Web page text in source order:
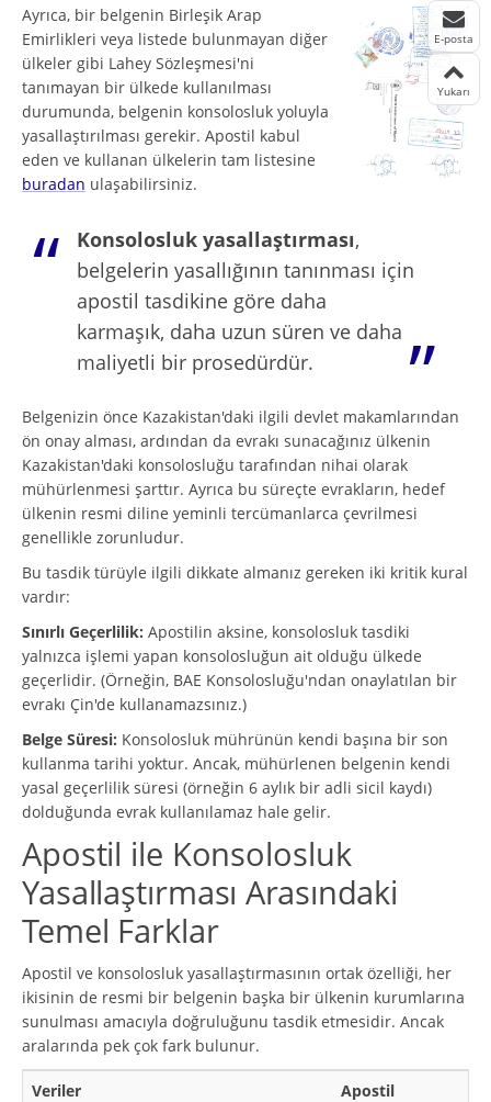
Ayrıca, bir belgenin Birleşik Arap
Emirlikleri veya listede bulunmayan diğer
ülkeler gibi Lahey Sözleşmesi'ni
tanımayan bir ülkede kullanılması
durumunda, belgenin konsolosluk yoluyla
yasallaştırılması gerekir. Apostil kabul
eden ve kullanan ülkelerin tam listesine
buradan ulaşabilirsiniz.
Konsolosluk yasallaştırması,
belgelerin yasallığının tanınması için
apostil tasdikine göre daha
karmaşık, daha uzun süren ve daha
maliyetli bir prosedürdür.
Belgenizin önce Kazakistan'daki ilgili devlet makamlarından
ön onay alması, ardından da evrakı sunacağınız ülkenin
Kazakistan'daki konsolosluğu tarafından nihai olarak
mühürlenmesi şarttır. Ayrıca bu süreçte evrakların, hedef
ülkenin resmi diline yeminli tercümanlarca çevrilmesi
genellikle zorunludur.
Bu tasdik türüyle ilgili dikkate almanız gereken iki kritik kural
vardır:
Sınırlı Geçerlilik: Apostilin aksine, konsolosluk tasdiki
yalnızca işlemi yapan konsolosluğun ait olduğu ülkede
geçerlidir. (Örneğin, BAE Konsolosluğu'ndan onaylatılan bir
evrakı Çin'de kullanamazsınız.)
Belge Süresi: Konsolosluk mührünün kendi başına bir son
kullanma tarihi yoktur. Ancak, mühürlenen belgenin kendi
yasal geçerlilik süresi (örneğin 6 aylık bir adli sicil kaydı)
dolduğunda evrak kullanılamaz hale gelir.
Apostil ile Konsolosluk
Yasallaştırması Arasındaki
Temel Farklar
Apostil ve konsolosluk yasallaştırmasının ortak özelliği, her
ikisinin de resmi bir belgenin başka bir ülkenin kurumlarına
sunulması amacıyla doğruluğunu tasdik etmesidir. Ancak
aralarında pek çok fark bulunur.
Veriler
Apostil
E-posta
Yukarı